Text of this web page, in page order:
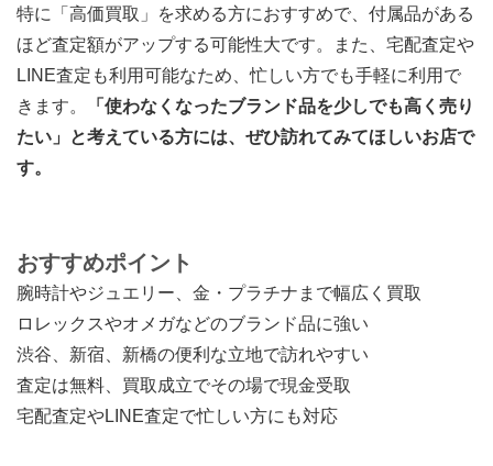
特に「高価買取」を求める方におすすめで、付属品がある
ほど査定額がアップする可能性大です。また、宅配査定や
LINE査定も利用可能なため、忙しい方でも手軽に利用で
きます。
「使わなくなったブランド品を少しでも高く売り
たい」と考えている方には、ぜひ訪れてみてほしいお店で
す。
おすすめポイント
腕時計やジュエリー、金・プラチナまで幅広く買取
ロレックスやオメガなどのブランド品に強い
渋谷、新宿、新橋の便利な立地で訪れやすい
査定は無料、買取成立でその場で現金受取
宅配査定やLINE査定で忙しい方にも対応